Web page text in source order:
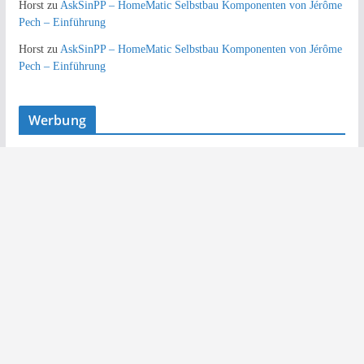
Horstzu AskSinPP – HomeMatic Selbstbau Komponenten von Jérôme
Pech – Einführung
Horstzu AskSinPP – HomeMatic Selbstbau Komponenten von Jérôme
Pech – Einführung
Werbung